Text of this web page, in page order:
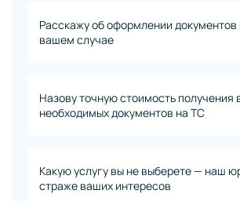
Расскажу об оформлении документов
вашем случае
Назову точную стоимость получения
необходимых документов на ТС
Какую услугу вы не выберете — наш
страже ваших интересов